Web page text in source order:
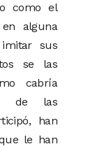
como el
alguna
sus
se las
cabría
de las
han
le han